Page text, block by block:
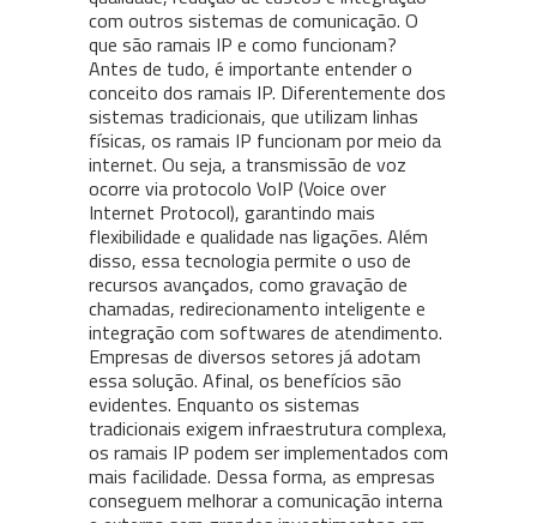
com outros sistemas de comunicação. O
que são ramais IP e como funcionam?
Antes de tudo, é importante entender o
conceito dos ramais IP. Diferentemente dos
sistemas tradicionais, que utilizam linhas
físicas, os ramais IP funcionam por meio da
internet. Ou seja, a transmissão de voz
ocorre via protocolo VoIP (Voice over
Internet Protocol), garantindo mais
flexibilidade e qualidade nas ligações. Além
disso, essa tecnologia permite o uso de
recursos avançados, como gravação de
chamadas, redirecionamento inteligente e
integração com softwares de atendimento.
Empresas de diversos setores já adotam
essa solução. Afinal, os benefícios são
evidentes. Enquanto os sistemas
tradicionais exigem infraestrutura complexa,
os ramais IP podem ser implementados com
mais facilidade. Dessa forma, as empresas
conseguem melhorar a comunicação interna